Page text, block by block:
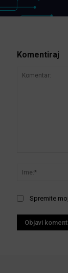
Komentiraj
Spremite